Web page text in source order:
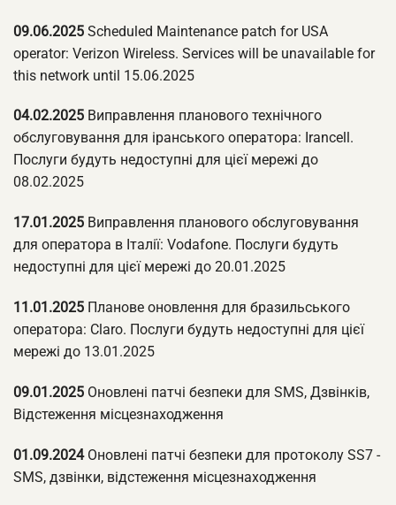
09.06.2025 Scheduled Maintenance patch for USA
operator: Verizon Wireless. Services will be unavailable for
this network until 15.06.2025
04.02.2025 Виправлення планового технічного
обслуговування для іранського оператора: Irancell.
Послуги будуть недоступні для цієї мережі до
08.02.2025
17.01.2025 Виправлення планового обслуговування
для оператора в Італії: Vodafone. Послуги будуть
недоступні для цієї мережі до 20.01.2025
11.01.2025 Планове оновлення для бразильського
оператора: Claro. Послуги будуть недоступні для цієї
мережі до 13.01.2025
09.01.2025 Оновлені патчі безпеки для SMS, Дзвінків,
Відстеження місцезнаходження
01.09.2024Оновлені патчі безпеки для протоколу SS7 -
SMS, дзвінки, відстеження місцезнаходження